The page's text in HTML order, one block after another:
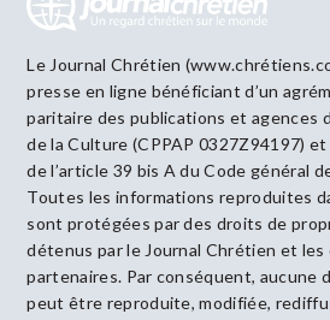
Le Journal Chrétien
presse en ligne bénéficiant d’un
paritaire des publications et agences
de la Culture (CPPAP 0327Z94197)
de l’article 39 bis A du Code général
Toutes les informations reproduites
sont protégées par des droits de
détenus par le Journal Chrétien et les
partenaires. Par conséquent, aucune
peut être reproduite, modifiée,